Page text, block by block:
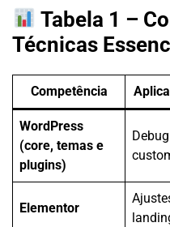
Tabela 1 –
Técnicas
Competência
WordPress
(core, temas e
plugins)
Elementor